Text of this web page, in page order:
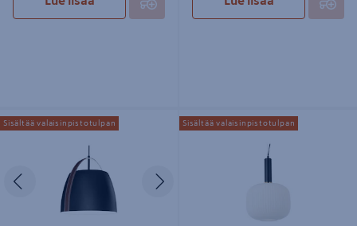
Riippuvalaisin Sessak Cali
mattamusta
Edellinen
Sisältää valaisinpistotulpan
Riippuvalaisin Sessak Dixie E27
musta
Sisältää valaisinpistotulpan